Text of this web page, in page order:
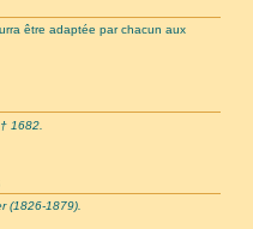
être adaptée par chacun aux
1682.
(1826-1879).